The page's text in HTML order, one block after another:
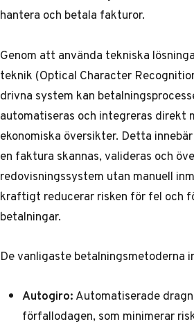
hantera och betala fakturor.
Genom att använda tekniska
teknik (Optical Character
drivna system kan
automatiseras och integreras direkt
ekonomiska översikter. Detta
en faktura skannas, valideras och
redovisningssystem utan manuell
kraftigt reducerar risken för fel och
betalningar.
De vanligaste betalningsmetoderna
Autogiro:Automatiserade
förfallodagen, som minimerar